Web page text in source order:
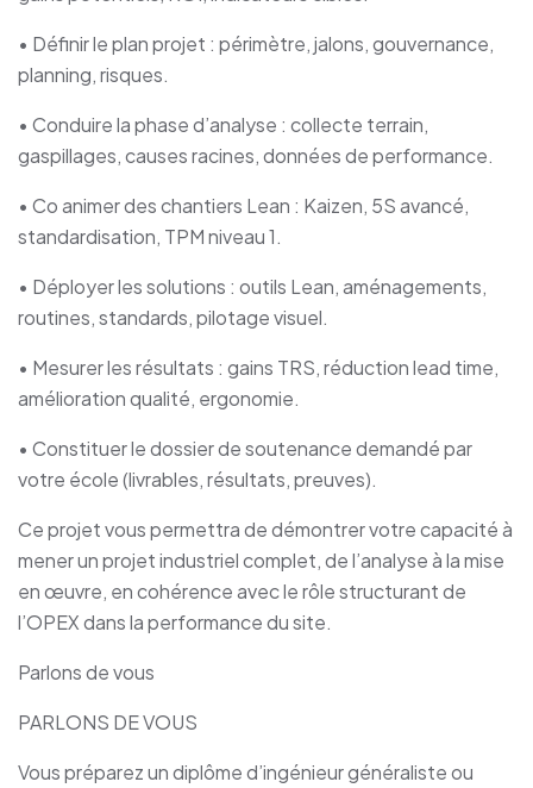
• Définir le plan projet : périmètre, jalons, gouvernance,
planning, risques.
• Conduire la phase d’analyse : collecte terrain,
gaspillages, causes racines, données de performance.
• Co animer des chantiers Lean : Kaizen, 5S avancé,
standardisation, TPM niveau 1.
• Déployer les solutions : outils Lean, aménagements,
routines, standards, pilotage visuel.
• Mesurer les résultats : gains TRS, réduction lead time,
amélioration qualité, ergonomie.
• Constituer le dossier de soutenance demandé par
votre école (livrables, résultats, preuves).
Ce projet vous permettra de démontrer votre capacité à
mener un projet industriel complet, de l’analyse à la mise
en œuvre, en cohérence avec le rôle structurant de
l’OPEX dans la performance du site.
Parlons de vous
PARLONS DE VOUS
Vous préparez un diplôme d’ingénieur généraliste ou